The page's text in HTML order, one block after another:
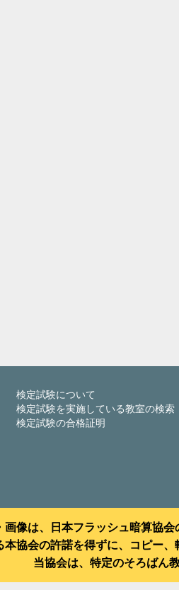
検定試験について
検定試験を実施している教室の検索
検定試験の合格証明
画像は、日本フラッシュ暗算協
本協会の許諾を得ずに、コピー
当協会は、特定のそろばん